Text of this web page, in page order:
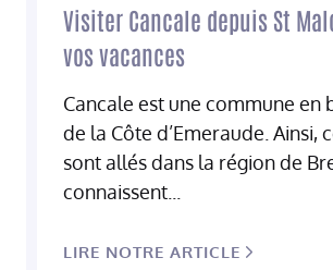
Visiter Cancale depuis St
vos vacances
Cancale est une commune en
de la Côte d’Emeraude. Ainsi,
sont allés dans la région de
connaissent...
LIRE NOTRE ARTICLE